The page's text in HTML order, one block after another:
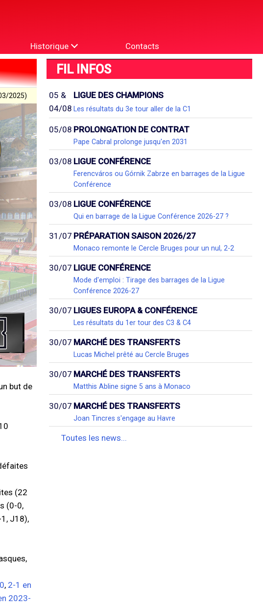
Historique Contacts
2025)
but de
(22
(0-0,
J18),
, 2-1 en
2023-
FIL INFOS
05 &
04/08
LIGUE DES CHAMPIONS
Les résultats du 3e tour aller de la C1
05/08 PROLONGATION DE CONTRAT
Pape Cabral prolonge jusqu'en 2031
03/08 LIGUE CONFÉRENCE
Ferencváros ou Górnik Zabrze en barrages de la Ligue
Conférence
03/08 LIGUE CONFÉRENCE
Qui en barrage de la Ligue Conférence 2026-27 ?
31/07 PRÉPARATION SAISON 2026/27
Monaco remonte le Cercle Bruges pour un nul, 2-2
30/07 LIGUE CONFÉRENCE
Mode d'emploi : Tirage des barrages de la Ligue
Conférence 2026-27
30/07 LIGUES EUROPA & CONFÉRENCE
Les résultats du 1er tour des C3 & C4
30/07 MARCHÉ DES TRANSFERTS
Lucas Michel prêté au Cercle Bruges
30/07 MARCHÉ DES TRANSFERTS
Matthis Abline signe 5 ans à Monaco
30/07 MARCHÉ DES TRANSFERTS
Joan Tincres s'engage au Havre
Toutes les news...